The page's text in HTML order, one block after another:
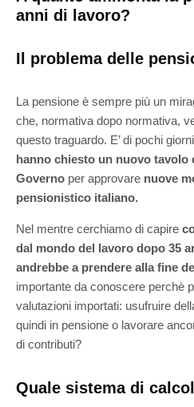
anni di lavoro?
Il problema delle
La pensione è sempre più un
che, normativa dopo normativa,
questo traguardo. E’ di pochi
hanno chiesto un nuovo tavolo
Governo per approvare nuove
pensionistico italiano.
Nel mentre cerchiamo di capire
dal mondo del lavoro dopo 35
andrebbe a prendere alla fine
importante da conoscere perchè
valutazioni importati: usufruire
quindi in pensione o lavorare
di contributi?
Quale sistema di